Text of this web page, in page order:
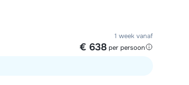
1 week vanaf
€ 638 per persoon